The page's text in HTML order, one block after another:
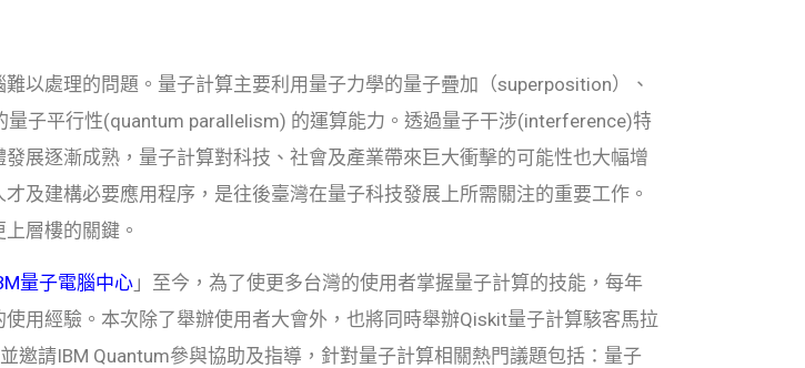
以處理的問題。量子計算主要利用量子力學的量子疊加（superposition）、
子平行性(quantum parallelism) 的運算能力。透過量子干涉(interference)特
展逐漸成熟，量子計算對科技、社會及產業帶來巨大衝擊的可能性也大幅增
及建構必要應用程序，是往後臺灣在量子科技發展上所需關注的重要工作。
層樓的關鍵。
量子電腦中心 」至今，為了使更多台灣的使用者掌握量子計算的技能，每年
用經驗。本次除了舉辦使用者大會外，也將同時舉辦Qiskit量子計算駭客馬拉
邀請IBM Quantum參與協助及指導，針對量子計算相關熱門議題包括：量子